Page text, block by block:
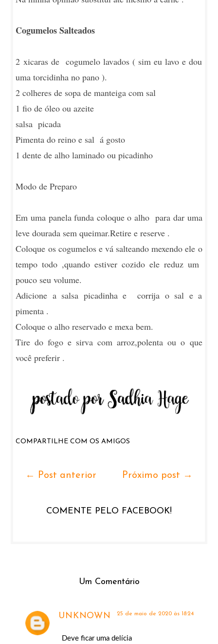
Cogumelos Salteados
2 xicaras de cogumelo lavados ( sim eu lavo e dou
uma torcidinha no pano ).
2 colheres de sopa de manteiga com sal
1 fio de óleo ou azeite
salsa picada
Pimenta do reino e sal á gosto
1 dente de alho laminado ou picadinho
Modo de Preparo
Em uma panela funda coloque o alho para dar uma
leve dourada sem queimar.Retire e reserve .
Coloque os cogumelos e vá salteando mexendo ele o
tempo todo ,quando estiver cozido ele reduz um
pouco seu volume.
Adicione a salsa picadinha e corrija o sal e a
pimenta .
Coloque o alho reservado e mexa bem.
Tire do fogo e sirva com arroz,polenta ou o que
você preferir .
COMPARTILHE COM OS AMIGOS
Próximo post →
← Post anterior
COMENTE PELO FACEBOOK!
Um Comentário
UNKNOWN 25 de maio de 2020 às 18:24
Deve ficar uma delícia